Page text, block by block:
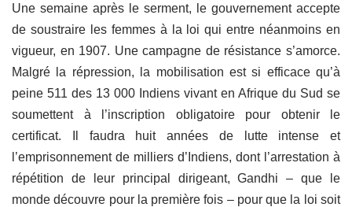
Une semaine après le serment, le gouvernement accepte
de soustraire les femmes à la loi qui entre néanmoins en
vigueur, en 1907. Une campagne de résistance s’amorce.
Malgré la répression, la mobilisation est si efficace qu’à
peine 511 des 13 000 Indiens vivant en Afrique du Sud se
soumettent à l’inscription obligatoire pour obtenir le
certificat. Il faudra huit années de lutte intense et
l’emprisonnement de milliers d’Indiens, dont l’arrestation à
répétition de leur principal dirigeant, Gandhi – que le
monde découvre pour la première fois – pour que la loi soit